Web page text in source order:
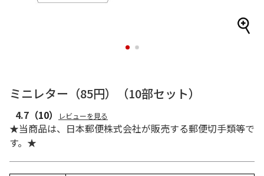
1 2
ミニレター（85円）（10部セット）
4.7 （10） レビューを見る
★当商品は、日本郵便株式会社が販売する郵便切手類等で
す。★